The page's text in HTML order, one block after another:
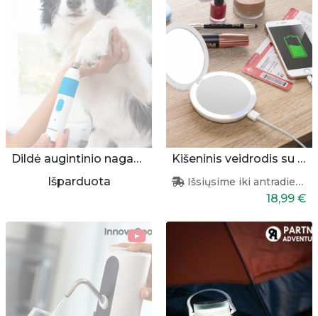
Dildė augintinio nagams
Išparduota
Kišeninis veidrodis su apšvietimu ir pakrovėju
Išsiųsime iki antradienio
18,99 €